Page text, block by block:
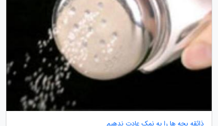
ذائقه بچه ها را به نمک عادت ندهیم